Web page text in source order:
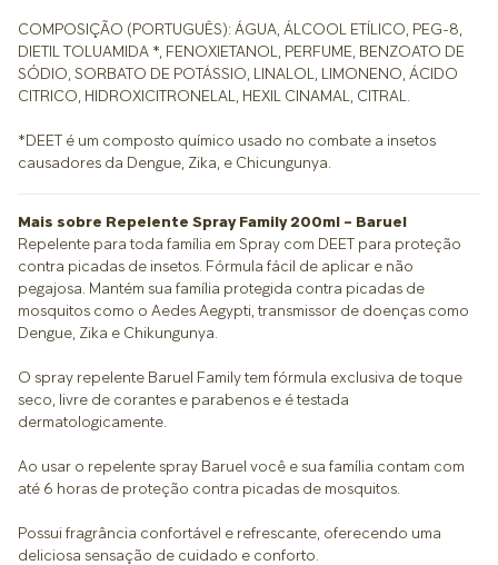
COMPOSIÇÃO (PORTUGUÊS): ÁGUA, ÁLCOOL ETÍLICO, PEG-8,
DIETIL TOLUAMIDA *, FENOXIETANOL, PERFUME, BENZOATO DE
SÓDIO, SORBATO DE POTÁSSIO, LINALOL, LIMONENO, ÁCIDO
CITRICO, HIDROXICITRONELAL, HEXIL CINAMAL, CITRAL.
*DEET é um composto químico usado no combate a insetos
causadores da Dengue, Zika, e Chicungunya.
Mais sobre Repelente Spray Family 200ml – Baruel
Repelente para toda família em Spray com DEET para proteção
contra picadas de insetos. Fórmula fácil de aplicar e não
pegajosa. Mantém sua família protegida contra picadas de
mosquitos como o Aedes Aegypti, transmissor de doenças como
Dengue, Zika e Chikungunya.
O spray repelente Baruel Family tem fórmula exclusiva de toque
seco, livre de corantes e parabenos e é testada
dermatologicamente.
Ao usar o repelente spray Baruel você e sua família contam com
até 6 horas de proteção contra picadas de mosquitos.
Possui fragrância confortável e refrescante, oferecendo uma
deliciosa sensação de cuidado e conforto.